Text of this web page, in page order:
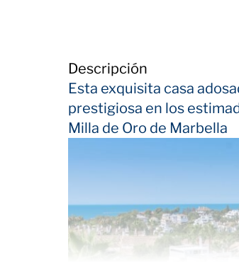
Descripción
Esta exquisita casa
prestigiosa en los
Milla de Oro de Marbella